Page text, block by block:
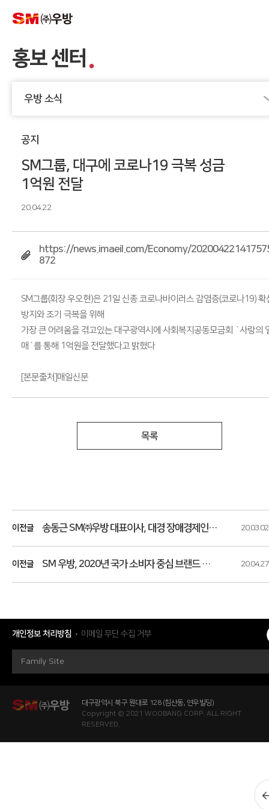
홍보 센터
우방 소식
공지
SM그룹, 대구에 코로나19 극복 성금
1억원 전달
20.04.22
https://news.imaeil.com/Economy/
872
SM그룹(회장 우오현)은 21일 신종 코로나바이러스 감염증(코로나19) 확
방지와 조기 극복을 위해
가장 큰 어려움을 겪고있는 대구광역시에 사회복지공동모금회 `사랑의
매`를 통해 1억원을 전달했다고 밝혔다
[본문출처]매일신문
목록
이전글 송동근 SM㈜우방 대표이사, 대경 장애경제인협에 마스크 지원 20.03.02
이전글 SM 우방, 2020년 국가 소비자 중심 브랜드 대상 수상 20.04.27
개인정보 처리방침 이메일 무단 수집 거부
Family Site
대구광역시 북구 원대로 128 (침산동, 연우빌딩)
Copyright © 2021 WOOBANG CORP. ALL RIGHT
RESERVED.